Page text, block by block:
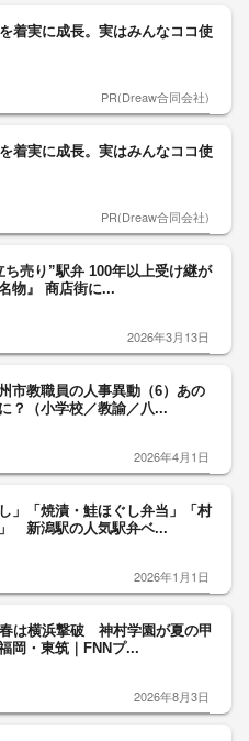
着実に成長。実はみんなココ使
PR(Dreaw合同会社)
着実に成長。実はみんなココ使
PR(Dreaw合同会社)
ち売り”駅弁 100年以上受け継が
物』 商店街に...
2026年3月13日
市教職員の人事異動（6）あの
？（小学校／教諭／八...
2026年4月1日
」「焼漬・鮭ほぐし弁当」「村
新潟駅の人気駅弁ベ...
2026年1月1日
は横浜撃破 神村学園が夏の甲
岡・東筑｜FNNプ...
2026年8月3日